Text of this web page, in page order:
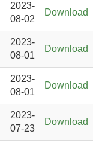
2023-
08-02
Download
2023-
08-01
Download
2023-
08-01
Download
2023-
07-23
Download